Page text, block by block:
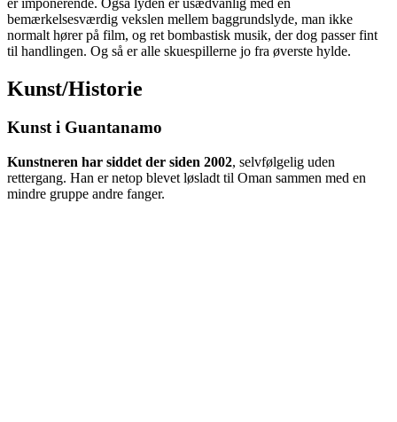
bemærkelsesværdig vekslen mellem baggrundslyde, man ikke
normalt hører på film, og ret bombastisk musik, der dog passer fint
til handlingen. Og så er alle skuespillerne jo fra øverste hylde.
Kunst/Historie
Kunst i Guantanamo
Kunstneren har siddet der siden 2002, selvfølgelig uden
rettergang. Han er netop blevet løsladt til Oman sammen med en
mindre gruppe andre fanger.